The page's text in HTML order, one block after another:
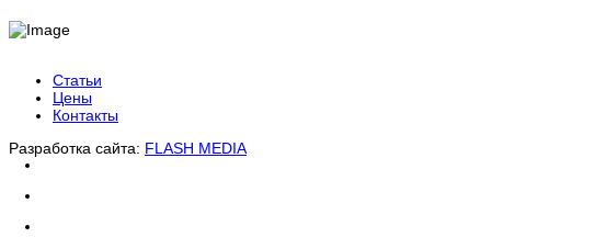
Статьи
Цены
Контакты
Разработка сайта: FLASH MEDIA